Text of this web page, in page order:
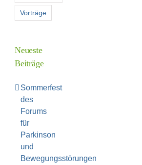
Vorträge
Neueste
Beiträge
Sommerfest
des
Forums
für
Parkinson
und
Bewegungsstörungen